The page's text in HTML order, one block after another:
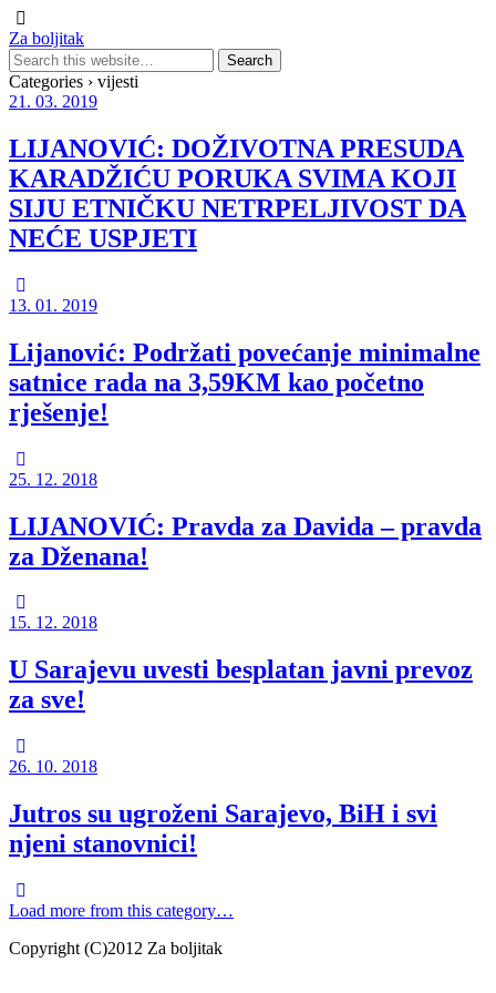
Za boljitak
Categories › vijesti
21. 03. 2019
LIJANOVIĆ: DOŽIVOTNA PRESUDA
KARADŽIĆU PORUKA SVIMA KOJI
SIJU ETNIČKU NETRPELJIVOST DA
NEĆE USPJETI
13. 01. 2019
Lijanović: Podržati povećanje minimalne
satnice rada na 3,59KM kao početno
rješenje!
25. 12. 2018
LIJANOVIĆ: Pravda za Davida – pravda
za Dženana!
15. 12. 2018
U Sarajevu uvesti besplatan javni prevoz
za sve!
26. 10. 2018
Jutros su ugroženi Sarajevo, BiH i svi
njeni stanovnici!
Load more from this category…
Copyright (C)2012 Za boljitak